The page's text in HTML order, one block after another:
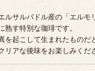
サルバドル産の「エルモ
す特別な珈琲です。
起こして生まれたものだ
アな後味をお楽しみくだ